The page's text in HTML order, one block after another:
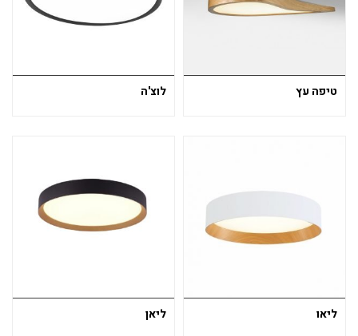
טיפה עץ לוצ'ה
ליאו ליאן